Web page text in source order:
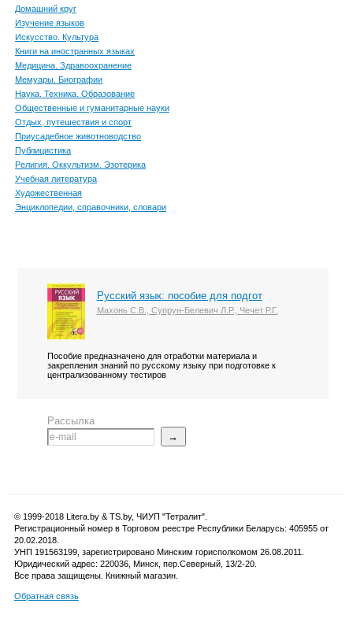
Домашний круг
Изучение языков
Искусство. Культура
Книги на иностранных языках
Медицина. Здравоохранение
Мемуары. Биографии
Наука. Техника. Образование
Общественные и гуманитарные науки
Отдых, путешествия и спорт
Приусадебное животноводство
Публицистика
Религия. Оккультизм. Эзотерика
Учебная литература
Художественная
Энциклопедии, справочники, словари
Русский язык: пособие для подгот
Махонь С.В., Супрун-Белевич Л.Р., Чечет Р.Г.
Пособие предназначено для отработки материала и
закрепления знаний по русскому языку при подготовке к
централизованному тестиров
Рассылка
→
© 1999-2018 Litera.by & TS.by, ЧИУП "Тетралит".
Регистрационный номер в Торговом реестре Республики Беларусь: 405955 от
20.02.2018.
УНП 191563199, зарегистрировано Минским горисполкомом 26.08.2011.
Юридический адрес: 220036, Минск, пер.Северный, 13/2-20.
Все права защищены. Книжный магазин.
Обратная связь